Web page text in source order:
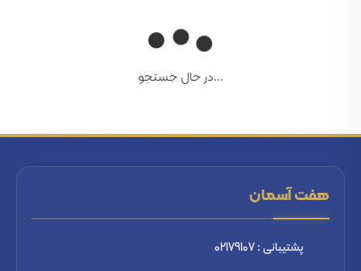
...در حال جستجو
هفت آسمان
پشتیبانی : 02179107